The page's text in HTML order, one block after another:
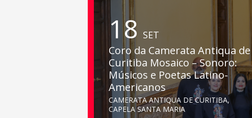
18 SET
Coro da Camerata Antiqua de
Curitiba Mosaico – Sonoro:
Músicos e Poetas Latino-
Americanos
CAMERATA ANTIQUA DE CURITIBA,
CAPELA SANTA MARIA